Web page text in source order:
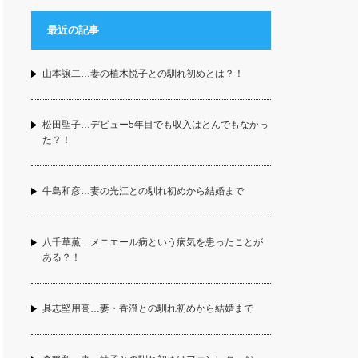
最近の記事
山本譲二…妻の植木悦子との馴れ初めとは？！
松田聖子…デビュー5年目でも収入はとんでもなかっ
た？！
牛島和彦…妻の光江との馴れ初めから結婚まで
八千草薫…メニエール病という病気を患ったことが
ある？！
具志堅用高…妻・香澄との馴れ初めから結婚まで